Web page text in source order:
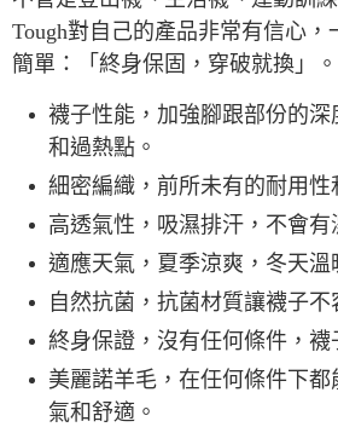
每筆NT$80，滿NT$490(含以上)免運費
離島宅配
付款後門市自取
免運費
Tough對自己的產品非常有信心
簡單：「終身保固，穿破就換」。
襪子性能，加強腳跟部份的
和過熱點。
細密編織，前所未有的耐用性
高透氣性，吸濕排汗，不會有
適應天氣，夏季涼爽，冬天溫
自然抗菌，抗菌材質讓襪子不
終身保證，沒有任何條件，襪
美麗諾羊毛，在任何條件下
氣和舒適。